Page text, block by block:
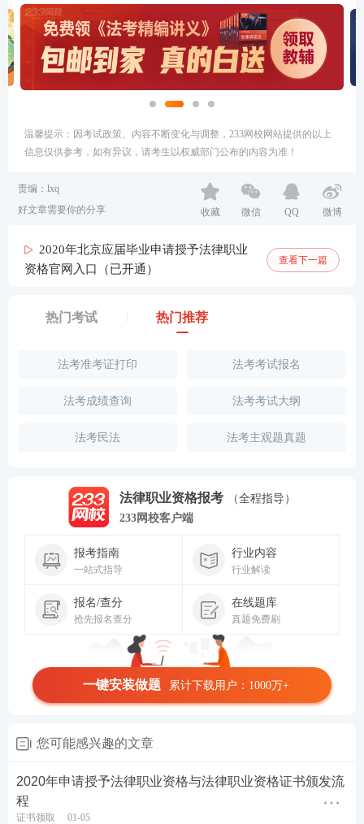
温馨提示：因考试政策、内容不断变化与调整，233网校网站提供的以上
信息仅供参考，如有异议，请考生以权威部门公布的内容为准！
责编：lxq
好文章需要你的分享
收藏 微信 QQ 微博
2020年北京应届毕业申请授予法律职业
资格官网入口（已开通）
查看下一篇
热门考试 热门推荐
法考准考证打印 法考考试报名
法考成绩查询 法考考试大纲
法考民法 法考主观题真题
法律职业资格报考
（全程指导）
233网校客户端
报考指南
一站式指导
行业内容
行业解读
报名/查分
抢先报名查分
在线题库
真题免费刷
一键安装做题 累计下载用户：1000万+
您可能感兴趣的文章
2020年申请授予法律职业资格与法律职业资格证书颁发流
程
证书领取 01-05